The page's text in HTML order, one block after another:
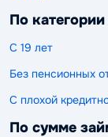
По
С 19 лет
Без пенсионных
С плохой
По сумме